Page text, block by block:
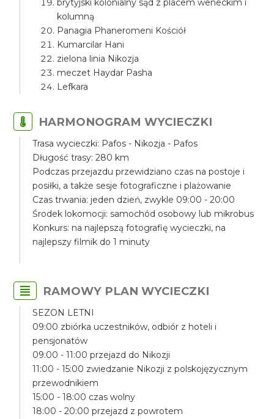
brytyjski kolonialny sąd z placem weneckim i
kolumną
Panagia Phaneromeni Kościół
Kumarcilar Hani
zielona linia Nikozja
meczet Haydar Pasha
Lefkara
HARMONOGRAM WYCIECZKI
Trasa wycieczki: Pafos - Nikozja - Pafos
Długość trasy: 280 km
Podczas przejazdu przewidziano czas na postoje i
posiłki, a także sesje fotograficzne i plażowanie
Czas trwania: jeden dzień, zwykle 09:00 - 20:00
Środek lokomocji: samochód osobowy lub mikrobus
Konkurs: na najlepszą fotografię wycieczki, na
najlepszy filmik do 1 minuty
RAMOWY PLAN WYCIECZKI
SEZON LETNI
09:00 zbiórka uczestników, odbiór z hoteli i
pensjonatów
09:00 - 11:00 przejazd do Nikozji
11:00 - 15:00 zwiedzanie Nikozji z polskojęzycznym
przewodnikiem
15:00 - 18:00 czas wolny
18:00 - 20:00 przejazd z powrotem